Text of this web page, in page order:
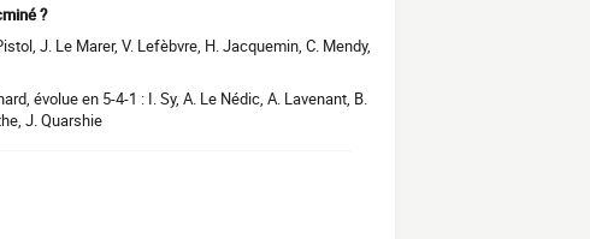
?
J. Le Marer, V. Lefèbvre, H. Jacquemin, C. Mendy,
évolue en 5-4-1 : I. Sy, A. Le Nédic, A. Lavenant, B.
J. Quarshie